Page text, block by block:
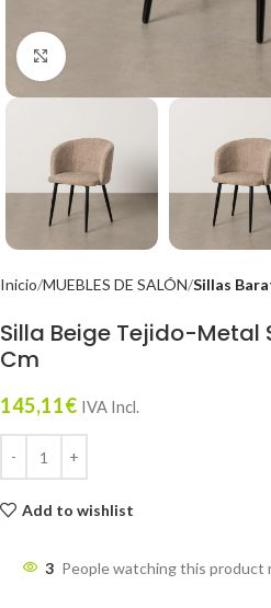
Click to enlarge
Inicio MUEBLES DE SALÓN Sillas
Silla Beige Tejido-Metal
Cm
145,11€ IVA Incl.
Add to wishlist
3 People watching this product